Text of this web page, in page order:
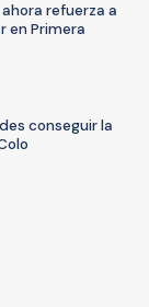
ahora refuerza a
en Primera
conseguir la